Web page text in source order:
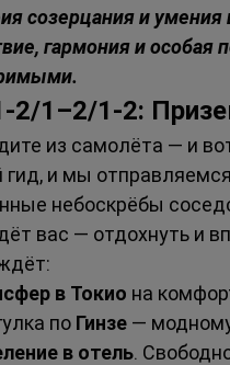
созерцания и умения
гармония и
2/1–2/1-2:
из самолёта — и
и мы
небоскрёбы
вас — отдохнуть и
в Токио на
по Гинзе —
в отель.